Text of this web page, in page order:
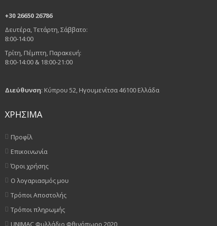
+30 26650 26786
Δευτέρα, Τετάρτη, Σάββατο:
8:00-14:00
Τρίτη, Πέμπτη, Παρακευή:
8:00-14:00 & 18:00-21:00
Διεύθυνση: Κύπρου 52, Ηγουμενίτσα 46100 Ελλάδα
ΧΡΗΣΙΜΑ
Προφίλ
Επικοινωνία
Όροι χρήσης
Ο λογαριασμός μου
Τρόποι Αποστολής
Τρόποι πληρωμής
UNIMAC Φυλλάδιο Φθινόπωρο 2020